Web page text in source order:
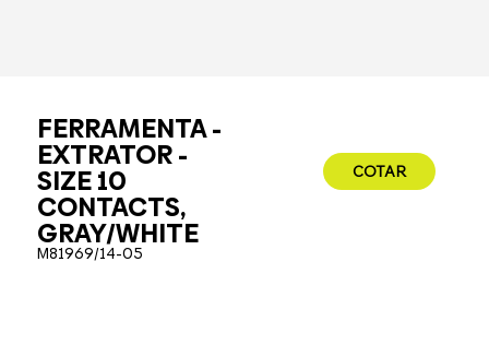
FERRAMENTA -
EXTRATOR -
SIZE 10
CONTACTS,
GRAY/WHITE
M81969/14-05
COTAR